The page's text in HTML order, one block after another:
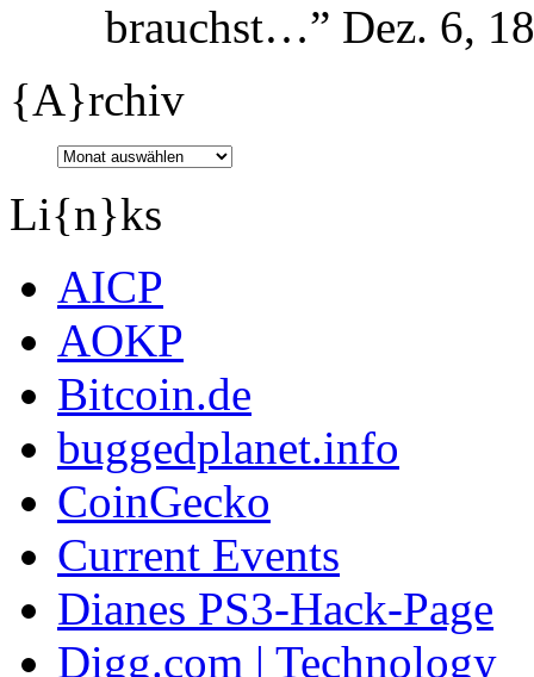
brauchst…” Dez. 6,
{A}rchiv
Li{n}ks
AICP
AOKP
Bitcoin.de
buggedplanet.info
CoinGecko
Current Events
Dianes PS3-Hack-Page
Digg.com | Technology